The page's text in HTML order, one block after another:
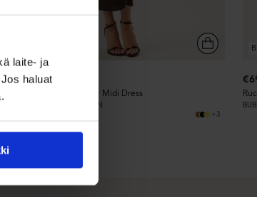
laite- ja
haluat
€59,99
Ruched One Shoulder Midi Dress
BUBBLEROOM OCCASION
+3